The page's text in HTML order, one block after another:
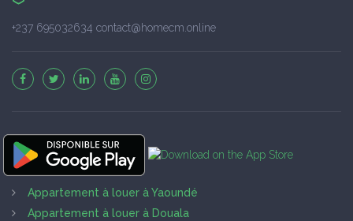
+237 695032634 contact@homecm.online
Appartement à louer à Yaoundé
Appartement à louer à Douala